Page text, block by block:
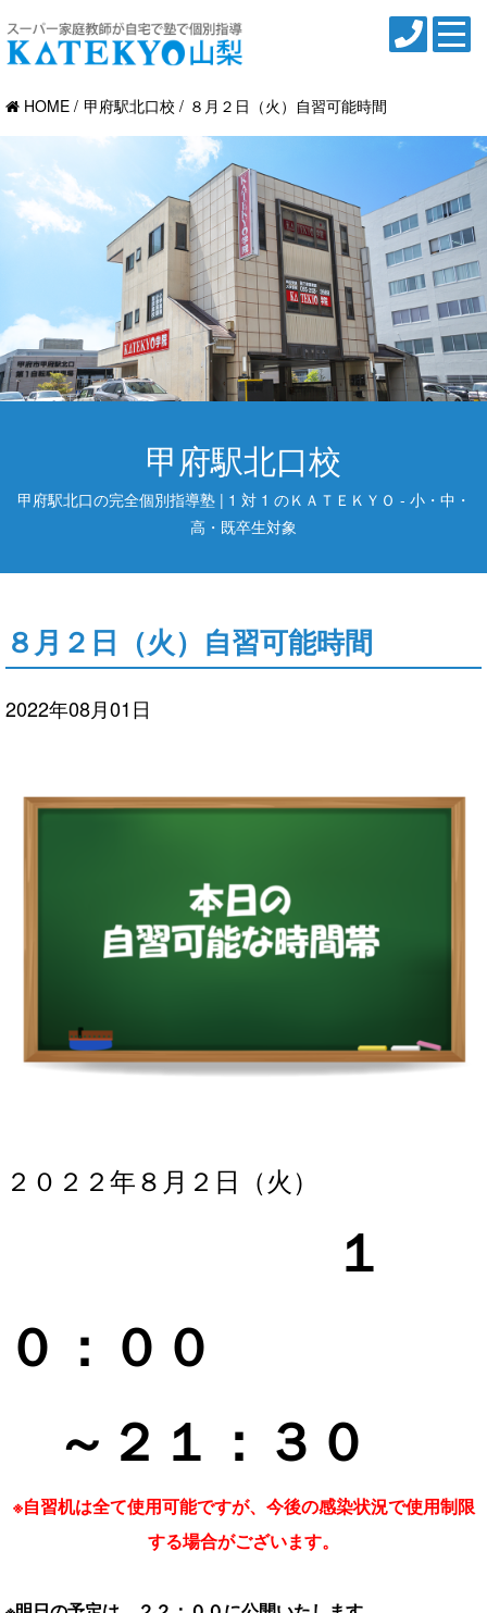
HOME 甲府駅北口校 ８月２日（火）自習可能時間
甲府駅北口校
甲府駅北口の完全個別指導塾 | 1 対 1 のＫＡＴＥＫＹＯ - 小・中・
高・既卒生対象
８月２日（火）自習可能時間
2022年08月01日
２０２２年８月２ 日（火）
１
０：０ ０
～２１ ：３ ０
※自習机は全て使用可能ですが、今後の感染状況で使用制限
する場合がございます。